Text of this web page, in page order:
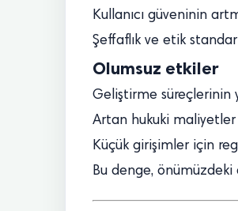
Kullanıcı güveninin
Şeffaflık ve etik
Olumsuz etkiler
Geliştirme süreçlerinin
Artan hukuki maliyetler
Küçük girişimler için
Bu denge, önümüzdeki